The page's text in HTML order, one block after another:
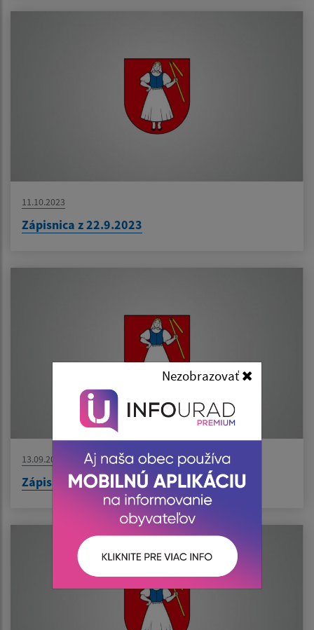
Nezobrazovať
11.10.2023
Zápisnica z 22.9.2023
13.09.2023
Zápisnica z 2.8.2023